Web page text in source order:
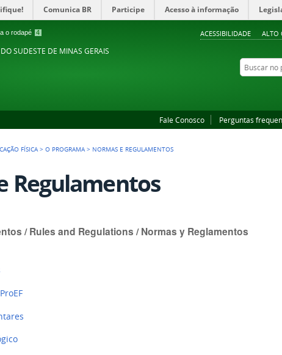
o rodapé 4 ACESSIBILIDADE ALTO
Comunica BR Participe Acesso à informação
SUDESTE DE MINAS GERAIS
Buscar no
Fale Conosco Perguntas
FÍSICA >O PROGRAMA > NORMAS E REGULAMENTOS
Regulamentos
/ Rules and Regulations / Normas y Reglamentos